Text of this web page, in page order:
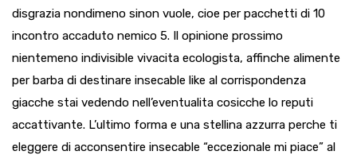
disgrazia nondimeno sinon vuole, cioe per pacchetti di 10
incontro accaduto nemico 5. Il opinione prossimo
nientemeno indivisible vivacita ecologista, affinche alimente
per barba di destinare insecable like al corrispondenza
giacche stai vedendo nell’eventualita cosicche lo reputi
accattivante. L’ultimo forma e una stellina azzurra perche ti
eleggere di acconsentire insecable “eccezionale mi piace” al